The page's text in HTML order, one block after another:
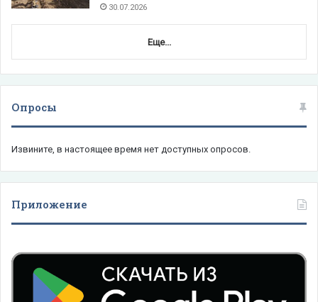
30.07.2026
Еще...
Опросы
Извините, в настоящее время нет доступных опросов.
Приложение